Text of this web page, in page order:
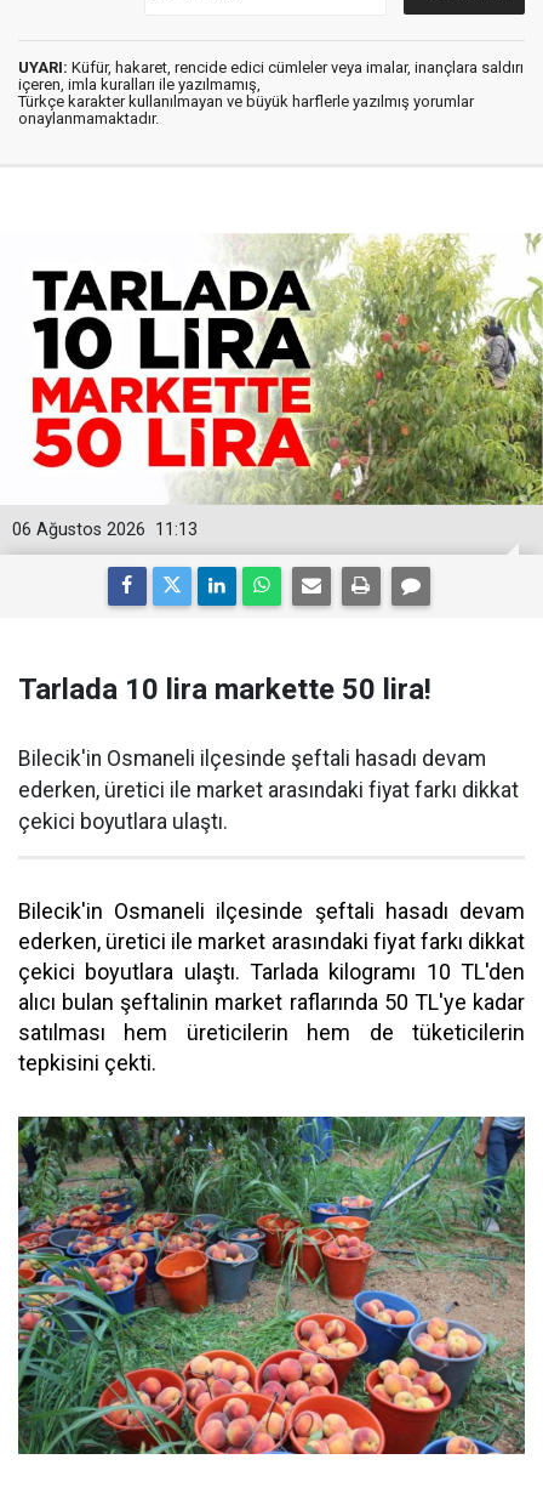
UYARI: Küfür, hakaret, rencide edici cümleler veya imalar, inançlara saldırı
içeren, imla kuralları ile yazılmamış,
Türkçe karakter kullanılmayan ve büyük harflerle yazılmış yorumlar
onaylanmamaktadır.
11:13
06 Ağustos 2026
Tarlada 10 lira markette 50 lira!
Bilecik'in Osmaneli ilçesinde şeftali hasadı devam
ederken, üretici ile market arasındaki fiyat farkı dikkat
çekici boyutlara ulaştı.
Bilecik'in Osmaneli ilçesinde şeftali hasadı devam
ederken, üretici ile market arasındaki fiyat farkı dikkat
çekici boyutlara ulaştı. Tarlada kilogramı 10 TL'den
alıcı bulan şeftalinin market raflarında 50 TL'ye kadar
satılması hem üreticilerin hem de tüketicilerin
tepkisini çekti.